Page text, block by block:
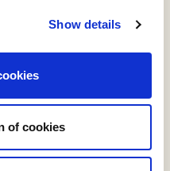
Show details
of cookies